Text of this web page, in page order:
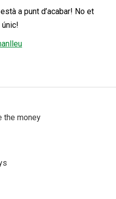
a punt d’acabar! No et
the money